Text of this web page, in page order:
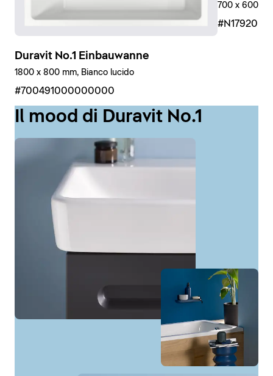
Duravit No.1 Einbauwanne
1800 x 800 mm, Bianco lucido
#700491000000000
700 x 600
Il mood di Duravit No.1